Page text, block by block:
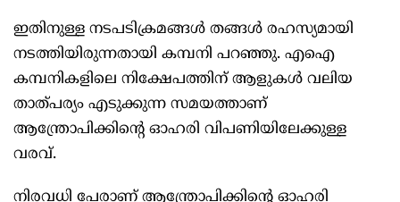
ഇതിനുള്ള നടപടിക്രമങ്ങൾ തങ്ങൾ രഹസ്യമായി
നടത്തിയിരുന്നതായി കമ്പനി പറഞ്ഞു. എഐ
കമ്പനികളിലെ നിക്ഷേപത്തിന് ആളുകൾ വലിയ
താത്പര്യം എടുക്കുന്ന സമയത്താണ്
ആന്ത്രോപിക്കിന്റെ ഓഹരി വിപണിയിലേക്കുള്ള
വരവ്.
നിരവധി പേരാണ് ആന്ത്രോപിക്കിന്റെ ഓഹരി